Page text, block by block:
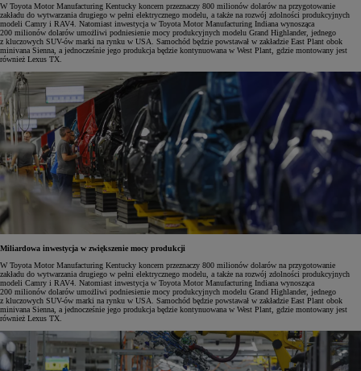
W Toyota Motor Manufacturing Kentucky koncern przeznaczy 800 milionów dolarów na przygotowanie
zakładu do wytwarzania drugiego w pełni elektrycznego modelu, a także na rozwój zdolności produkcyjnych
modeli Camry i RAV4. Natomiast inwestycja w Toyota Motor Manufacturing Indiana wynosząca
200 milionów dolarów umożliwi podniesienie mocy produkcyjnych modelu Grand Highlander, jednego
z kluczowych SUV-ów marki na rynku w USA. Samochód będzie powstawał w zakładzie East Plant obok
minivana Sienna, a jednocześnie jego produkcja będzie kontynuowana w West Plant, gdzie montowany jest
również Lexus TX.
Miliardowa inwestycja w zwiększenie mocy produkcji
W Toyota Motor Manufacturing Kentucky koncern przeznaczy 800 milionów dolarów na przygotowanie
zakładu do wytwarzania drugiego w pełni elektrycznego modelu, a także na rozwój zdolności produkcyjnych
modeli Camry i RAV4. Natomiast inwestycja w Toyota Motor Manufacturing Indiana wynosząca
200 milionów dolarów umożliwi podniesienie mocy produkcyjnych modelu Grand Highlander, jednego
z kluczowych SUV-ów marki na rynku w USA. Samochód będzie powstawał w zakładzie East Plant obok
minivana Sienna, a jednocześnie jego produkcja będzie kontynuowana w West Plant, gdzie montowany jest
również Lexus TX.